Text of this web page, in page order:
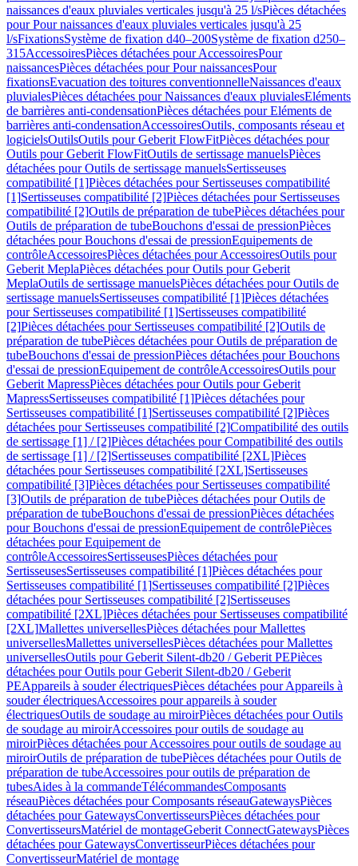
naissances d'eaux pluviales verticales jusqu'à 25 l/sPièces détachées
pour Pour naissances d'eaux pluviales verticales jusqu'à 25
l/sFixationsSystème de fixation d40–200Système de fixation d250–
315AccessoiresPièces détachées pour AccessoiresPour
naissancesPièces détachées pour Pour naissancesPour
fixationsEvacuation des toitures conventionnelleNaissances d'eaux
pluvialesPièces détachées pour Naissances d'eaux pluvialesEléments
de barrières anti-condensationPièces détachées pour Eléments de
barrières anti-condensationAccessoiresOutils, composants réseau et
logicielsOutilsOutils pour Geberit FlowFitPièces détachées pour
Outils pour Geberit FlowFitOutils de sertissage manuelsPièces
détachées pour Outils de sertissage manuelsSertisseuses
compatibilité [1]Pièces détachées pour Sertisseuses compatibilité
[1]Sertisseuses compatibilité [2]Pièces détachées pour Sertisseuses
compatibilité [2]Outils de préparation de tubePièces détachées pour
Outils de préparation de tubeBouchons d'essai de pressionPièces
détachées pour Bouchons d'essai de pressionEquipements de
contrôleAccessoiresPièces détachées pour AccessoiresOutils pour
Geberit MeplaPièces détachées pour Outils pour Geberit
MeplaOutils de sertissage manuelsPièces détachées pour Outils de
sertissage manuelsSertisseuses compatibilité [1]Pièces détachées
pour Sertisseuses compatibilité [1]Sertisseuses compatibilité
[2]Pièces détachées pour Sertisseuses compatibilité [2]Outils de
préparation de tubePièces détachées pour Outils de préparation de
tubeBouchons d'essai de pressionPièces détachées pour Bouchons
d'essai de pressionEquipement de contrôleAccessoiresOutils pour
Geberit MapressPièces détachées pour Outils pour Geberit
MapressSertisseuses compatibilité [1]Pièces détachées pour
Sertisseuses compatibilité [1]Sertisseuses compatibilité [2]Pièces
détachées pour Sertisseuses compatibilité [2]Compatibilité des outils
de sertissage [1] / [2]Pièces détachées pour Compatibilité des outils
de sertissage [1] / [2]Sertisseuses compatibilité [2XL]Pièces
détachées pour Sertisseuses compatibilité [2XL]Sertisseuses
compatibilité [3]Pièces détachées pour Sertisseuses compatibilité
[3]Outils de préparation de tubePièces détachées pour Outils de
préparation de tubeBouchons d'essai de pressionPièces détachées
pour Bouchons d'essai de pressionEquipement de contrôlePièces
détachées pour Equipement de
contrôleAccessoiresSertisseusesPièces détachées pour
SertisseusesSertisseuses compatibilité [1]Pièces détachées pour
Sertisseuses compatibilité [1]Sertisseuses compatibilité [2]Pièces
détachées pour Sertisseuses compatibilité [2]Sertisseuses
compatibilité [2XL]Pièces détachées pour Sertisseuses compatibilité
[2XL]Mallettes universellesPièces détachées pour Mallettes
universellesMallettes universellesPièces détachées pour Mallettes
universellesOutils pour Geberit Silent-db20 / Geberit PEPièces
détachées pour Outils pour Geberit Silent-db20 / Geberit
PEAppareils à souder électriquesPièces détachées pour Appareils à
souder électriquesAccessoires pour appareils à souder
électriquesOutils de soudage au miroirPièces détachées pour Outils
de soudage au miroirAccessoires pour outils de soudage au
miroirPièces détachées pour Accessoires pour outils de soudage au
miroirOutils de préparation de tubePièces détachées pour Outils de
préparation de tubeAccessoires pour outils de préparation de
tubesAides à la commandeTélécommandesComposants
réseauPièces détachées pour Composants réseauGatewaysPièces
détachées pour GatewaysConvertisseursPièces détachées pour
ConvertisseursMatériel de montageGeberit ConnectGatewaysPièces
détachées pour GatewaysConvertisseurPièces détachées pour
ConvertisseurMatériel de montage